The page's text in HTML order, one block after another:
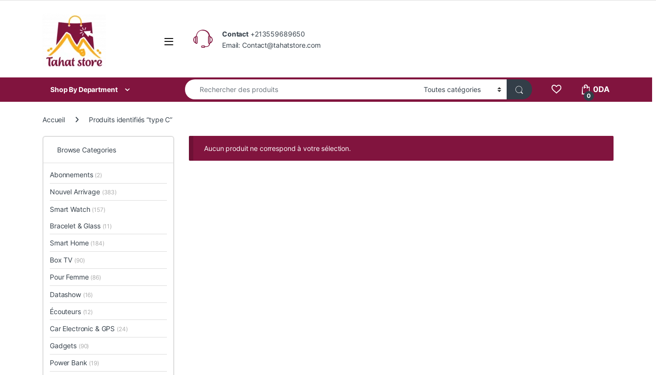
Contact +213559689650
Email: Contact@tahatstore.com
Shop By Department
Search for:
0
0DA
Accueil Produits identifiés “type C”
Aucun produit ne correspond à votre sélection.
Browse Categories
Abonnements (2)
Nouvel Arrivage (383)
Smart Watch (157)
Bracelet & Glass (11)
Smart Home (184)
Box TV (90)
Pour Femme (86)
Datashow (16)
Écouteurs (12)
Car Electronic & GPS (24)
Gadgets (90)
Power Bank (19)